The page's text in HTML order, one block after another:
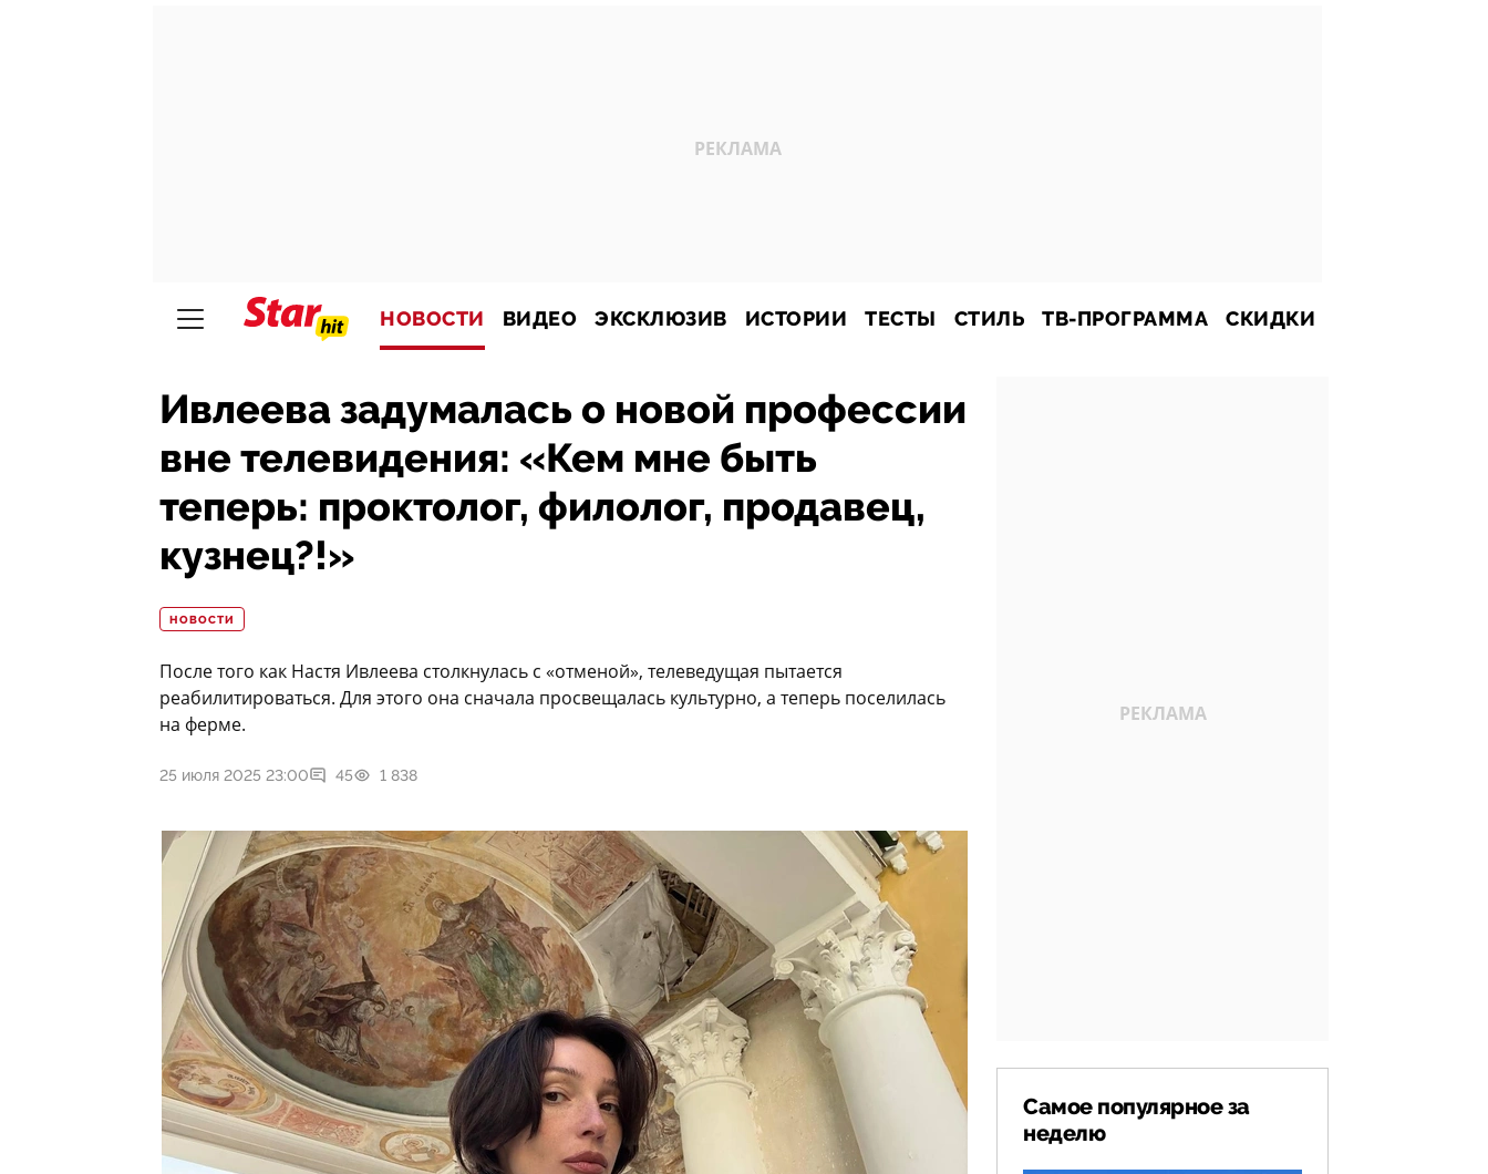
НОВОСТИ ВИДЕО ЭКСКЛЮЗИВ ИСТОРИИ ТЕСТЫ СТИЛЬ ТВ-ПРОГРАММА СКИДКИ
Ивлеева задумалась о новой профессии
вне телевидения: «Кем мне быть
теперь: проктолог, филолог, продавец,
кузнец?!»
НОВОСТИ
После того как Настя Ивлеева столкнулась с «отменой», телеведущая пытается
реабилитироваться. Для этого она сначала просвещалась культурно, а теперь поселилась
на ферме.
25 июля 2025 23:00 45 1 838
Самое популярное за
неделю